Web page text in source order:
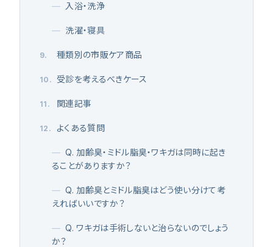
— 入浴・洗浄
— 洗濯・寝具
9. 種類別の市販ケア商品
10 . 受診を考えるべきケース
11 . 関連記事
12 . よくある質問
— Q. 加齢臭・ミドル脂臭・ワキガは同時に起き
ることがありますか？
— Q. 加齢臭とミドル脂臭はどう使い分けて考
えればいいですか？
— Q. ワキガは手術しないと治らないのでしょう
か？